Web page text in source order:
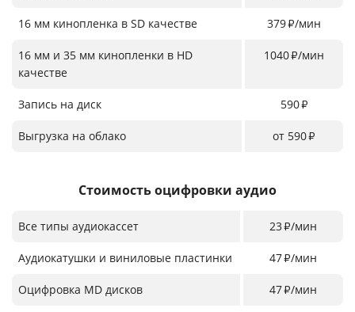
16 мм кинопленка в SD качестве 379₽/мин
16 мм и 35 мм кинопленки в HD
качестве
1040₽/мин
Запись на диск 590₽
Выгрузка на облако от 590₽
Стоимость оцифровки аудио
Все типы аудиокассет 23₽/мин
Аудиокатушки и виниловые пластинки 47₽/мин
Оцифровка MD дисков 47₽/мин